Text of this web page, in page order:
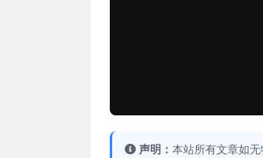
声明： 本站所有文章如